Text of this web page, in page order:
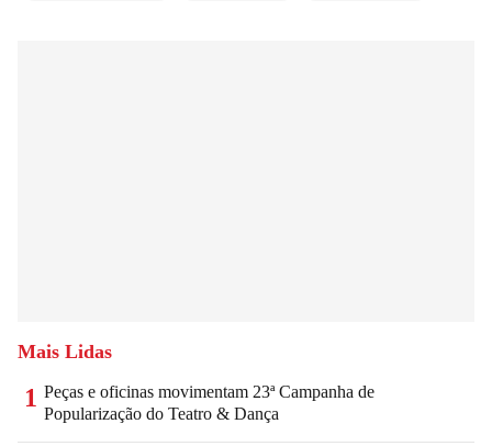
Mais Lidas
1 Peças e oficinas movimentam 23ª Campanha de
Popularização do Teatro & Dança